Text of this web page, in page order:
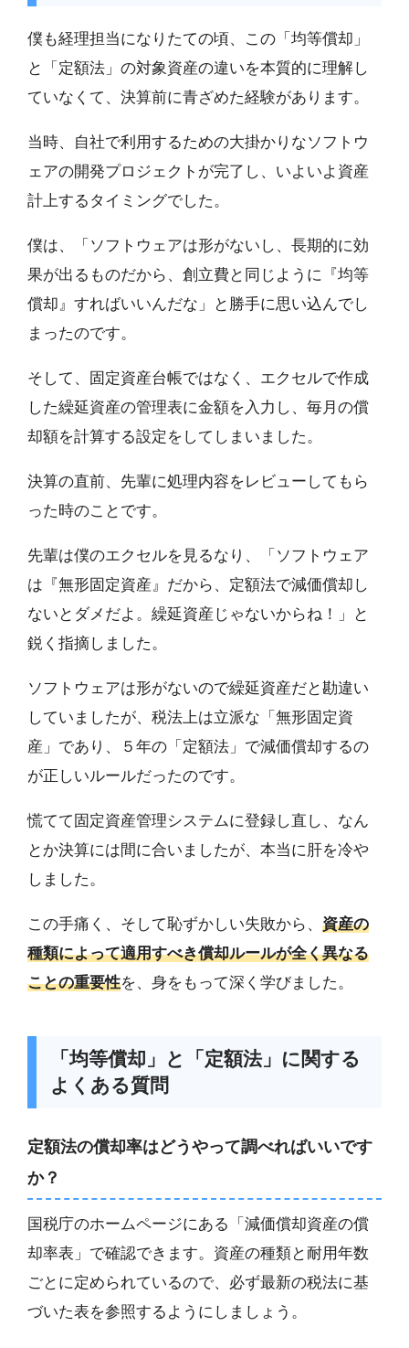
僕も経理担当になりたての頃、この「均等償却」
と「定額法」の対象資産の違いを本質的に理解し
ていなくて、決算前に青ざめた経験があります。
当時、自社で利用するための大掛かりなソフトウ
ェアの開発プロジェクトが完了し、いよいよ資産
計上するタイミングでした。
僕は、「ソフトウェアは形がないし、長期的に効
果が出るものだから、創立費と同じように『均等
償却』すればいいんだな」と勝手に思い込んでし
まったのです。
そして、固定資産台帳ではなく、エクセルで作成
した繰延資産の管理表に金額を入力し、毎月の償
却額を計算する設定をしてしまいました。
決算の直前、先輩に処理内容をレビューしてもら
った時のことです。
先輩は僕のエクセルを見るなり、「ソフトウェア
は『無形固定資産』だから、定額法で減価償却し
ないとダメだよ。繰延資産じゃないからね！」と
鋭く指摘しました。
ソフトウェアは形がないので繰延資産だと勘違い
していましたが、税法上は立派な「無形固定資
産」であり、５年の「定額法」で減価償却するの
が正しいルールだったのです。
慌てて固定資産管理システムに登録し直し、なん
とか決算には間に合いましたが、本当に肝を冷や
しました。
この手痛く、そして恥ずかしい失敗から、 資産の
種類によって適用すべき償却ルールが全く異なる
ことの重要性を、身をもって深く学びました。
「均等償却」と「定額法」に関する
よくある質問
定額法の償却率はどうやって調べればいいです
か？
国税庁のホームページにある「減価償却資産の償
却率表」で確認できます。資産の種類と耐用年数
ごとに定められているので、必ず最新の税法に基
づいた表を参照するようにしましょう。